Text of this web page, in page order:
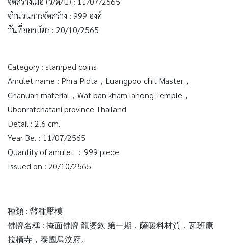
จำนวนการจัดสร้าง : 999 องค์
วันที่ออกบัตร : 20/10/2565
Category : stamped coins
Amulet name : Phra Pidta，Luangpoo chit Master，
Chanuan material，Wat ban kham lahong Temple，
Ubonratchatani province Thailand
Detail : 2.6 cm.
Year Be. : 11/07/2565
Quantity of amulet ：999 piece
Issued on : 20/10/2565
種類 : 幣種壓模
佛牌名稱 : 掩面佛牌 龍婆欽 第一期，薩暖料材質，瓦班康
拉橫寺，泰國烏汶府。